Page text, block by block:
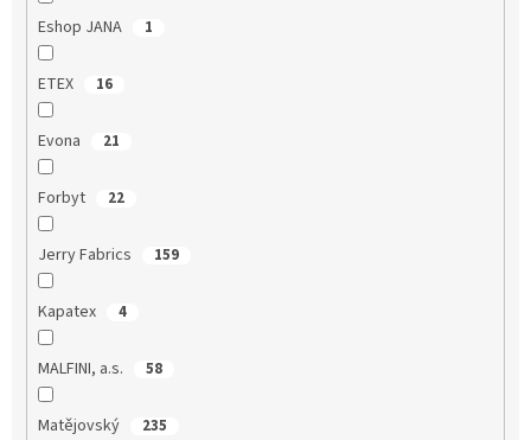
Eshop JANA 1
ETEX 16
Evona 21
Forbyt 22
Jerry Fabrics 159
Kapatex 4
MALFINI, a.s. 58
Matějovský 235